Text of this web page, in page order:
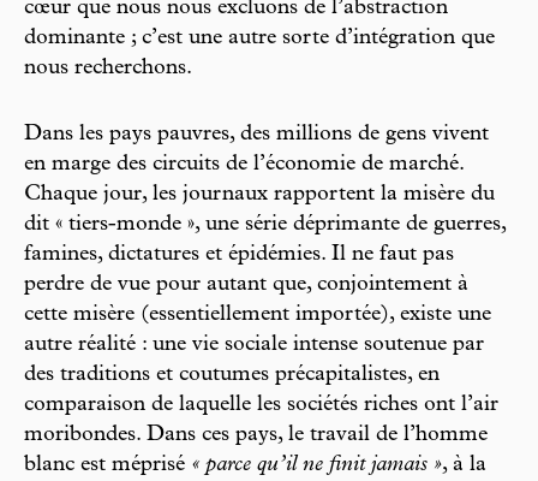
cœur que nous nous excluons de l’abstraction
dominante ; c’est une autre sorte d’intégration que
nous recherchons.
Dans les pays pauvres, des millions de gens vivent
en marge des circuits de l’économie de marché.
Chaque jour, les journaux rapportent la misère du
dit « tiers-monde », une série déprimante de guerres,
famines, dictatures et épidémies. Il ne faut pas
perdre de vue pour autant que, conjointement à
cette misère (essentiellement importée), existe une
autre réalité : une vie sociale intense soutenue par
des traditions et coutumes précapitalistes, en
comparaison de laquelle les sociétés riches ont l’air
moribondes. Dans ces pays, le travail de l’homme
blanc est méprisé « parce qu’il ne finit jamais », à la